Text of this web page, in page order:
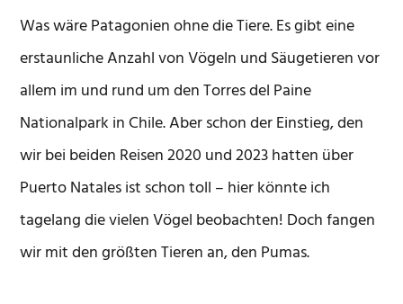
Was wäre Patagonien ohne die Tiere. Es gibt eine
erstaunliche Anzahl von Vögeln und Säugetieren vor
allem im und rund um den Torres del Paine
Nationalpark in Chile. Aber schon der Einstieg, den
wir bei beiden Reisen 2020 und 2023 hatten über
Puerto Natales ist schon toll – hier könnte ich
tagelang die vielen Vögel beobachten! Doch fangen
wir mit den größten Tieren an, den Pumas.